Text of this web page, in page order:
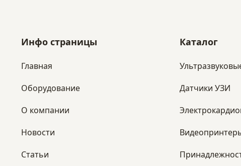
Инфо страницы
Главная
Оборудование
​О компании
Новости
Статьи
Каталог
Датчики УЗИ